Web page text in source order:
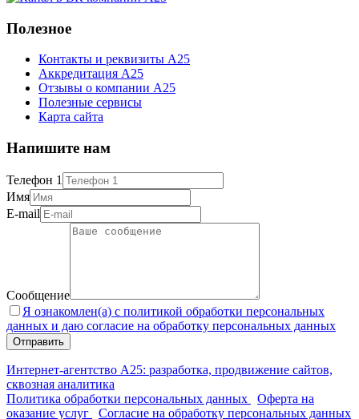
Полезное
Контакты и реквизиты А25
Аккредитация А25
Отзывы о компании А25
Полезные сервисы
Карта сайта
Напишите нам
Телефон 1
Имя
E-mail
Сообщение
Я ознакомлен(а) с политикой обработки персональных
данных и даю согласие на обработку персональных данных
Интернет-агентство А25: разработка, продвижение сайтов,
сквозная аналитика
Политика обработки персональных данных
Оферта на
оказание услуг
Согласие на обработку персональных данных